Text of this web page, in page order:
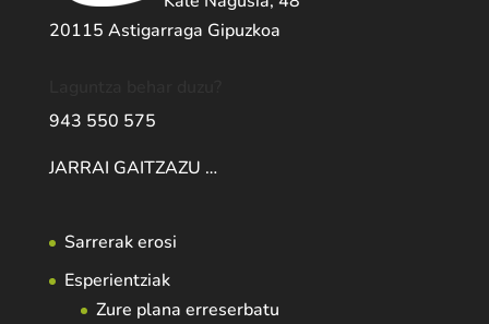
20115 Astigarraga Gipuzkoa
943 550 575
JARRAI GAITZAZU …
Sarrerak erosi
Esperientziak
Zure plana erreserbatu